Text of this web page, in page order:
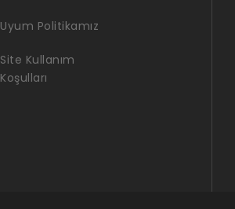
Uyum Politikamız
Site Kullanım
Koşulları